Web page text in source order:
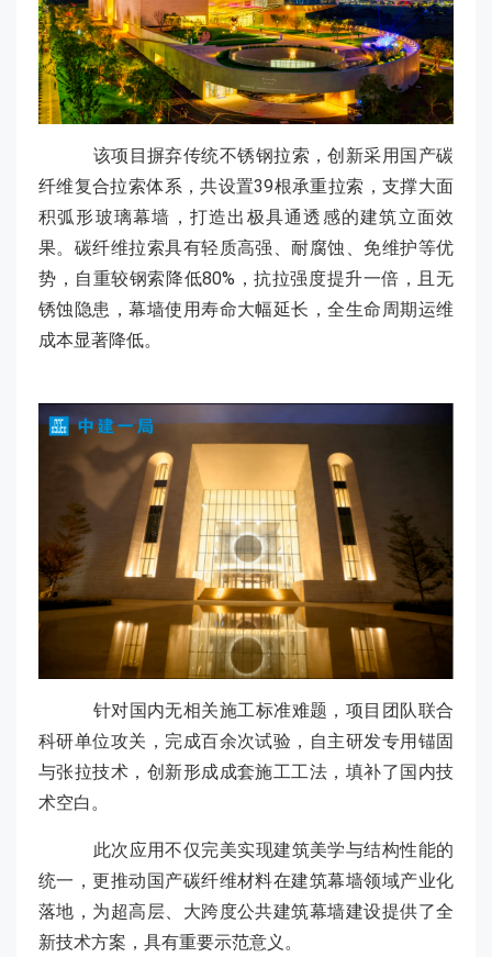
该项目摒弃传统不锈钢拉索，创新采用国产碳
纤维复合拉索体系，共设置39根承重拉索，支撑大面
积弧形玻璃幕墙，打造出极具通透感的建筑立面效
果。碳纤维拉索具有轻质高强、耐腐蚀、免维护等优
势，自重较钢索降低80%，抗拉强度提升一倍，且无
锈蚀隐患，幕墙使用寿命大幅延长，全生命周期运维
成本显著降低。
针对国内无相关施工标准难题，项目团队联合
科研单位攻关，完成百余次试验，自主研发专用锚固
与张拉技术，创新形成成套施工工法，填补了国内技
术空白。
此次应用不仅完美实现建筑美学与结构性能的
统一，更推动国产碳纤维材料在建筑幕墙领域产业化
落地，为超高层、大跨度公共建筑幕墙建设提供了全
新技术方案，具有重要示范意义。